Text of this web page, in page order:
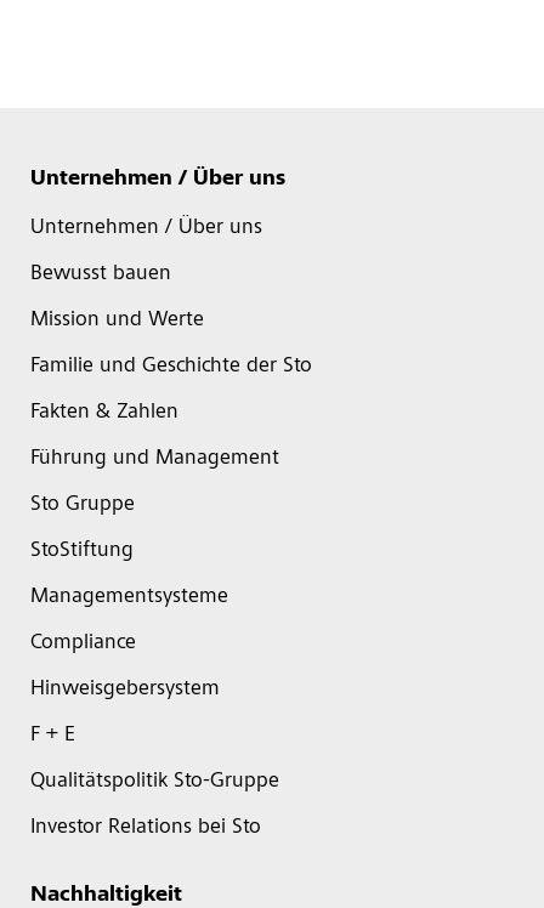
Unternehmen / Über uns
Unternehmen / Über uns
Bewusst bauen
Mission und Werte
Familie und Geschichte der Sto
Fakten & Zahlen
Führung und Management
Sto Gruppe
StoStiftung
Managementsysteme
Compliance
Hinweisgebersystem
F + E
Qualitätspolitik Sto-Gruppe
Investor Relations bei Sto
Nachhaltigkeit